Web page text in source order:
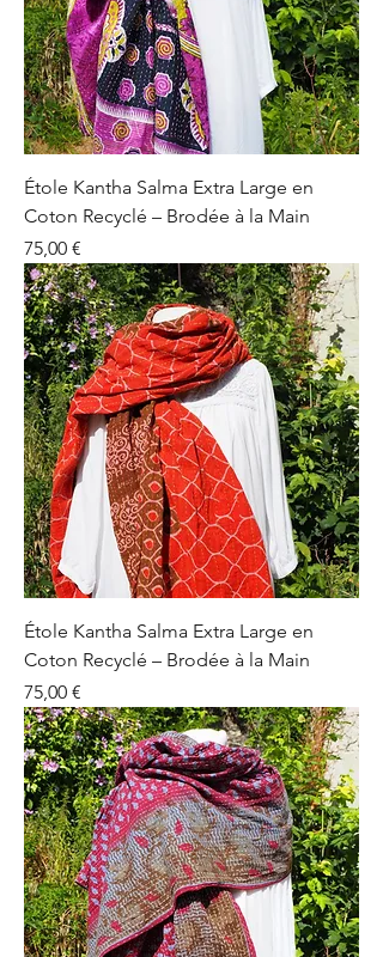
Étole Kantha Salma Extra Large en
Coton Recyclé – Brodée à la Main
Prix
75,00 €
Étole Kantha Salma Extra Large en
Coton Recyclé – Brodée à la Main
Prix
75,00 €